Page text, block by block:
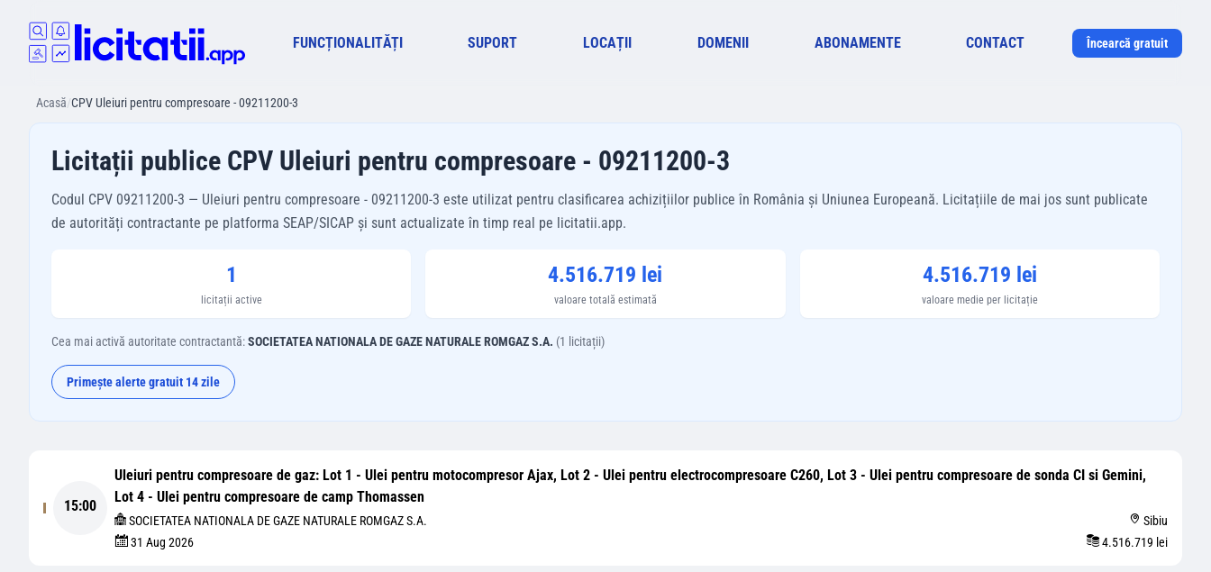
FUNCȚIONALITĂȚI SUPORT LOCAȚII DOMENII ABONAMENTE CONTACT Încearcă gratuit
Acasă/CPV Uleiuri pentru compresoare - 09211200-3
Licitații publice CPV Uleiuri pentru compresoare - 09211200-3
Codul CPV 09211200-3 — Uleiuri pentru compresoare - 09211200-3 este utilizat pentru clasificarea achizițiilor publice în România și Uniunea Europeană. Licitațiile de mai jos sunt publicate
de autorități contractante pe platforma SEAP/SICAP și sunt actualizate în timp real pe licitatii.app.
1
licitații active
4.516.719 lei
valoare totală estimată
4.516.719 lei
valoare medie per licitație
Cea mai activă autoritate contractantă:SOCIETATEA NATIONALA DE GAZE NATURALE ROMGAZ S.A. (1 licitații)
Primește alerte gratuit 14 zile
15:00
Uleiuri pentru compresoare de gaz: Lot 1 - Ulei pentru motocompresor Ajax, Lot 2 - Ulei pentru electrocompresoare C260, Lot 3 - Ulei pentru compresoare de sonda CI si Gemini,
Lot 4 - Ulei pentru compresoare de camp Thomassen
SOCIETATEA NATIONALA DE GAZE NATURALE ROMGAZ S.A.
Sibiu
31 Aug 2026
4.516.719 lei